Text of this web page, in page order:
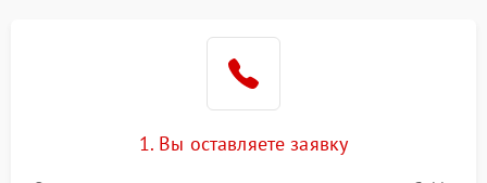
1500 ₽
Неисправность системы1. Вы оставляете заявку